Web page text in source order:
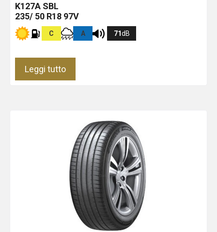
K127A SBL
235/ 50 R18 97V
C A 71dB
Leggi tutto